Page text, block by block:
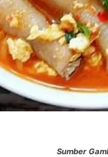
Sumber